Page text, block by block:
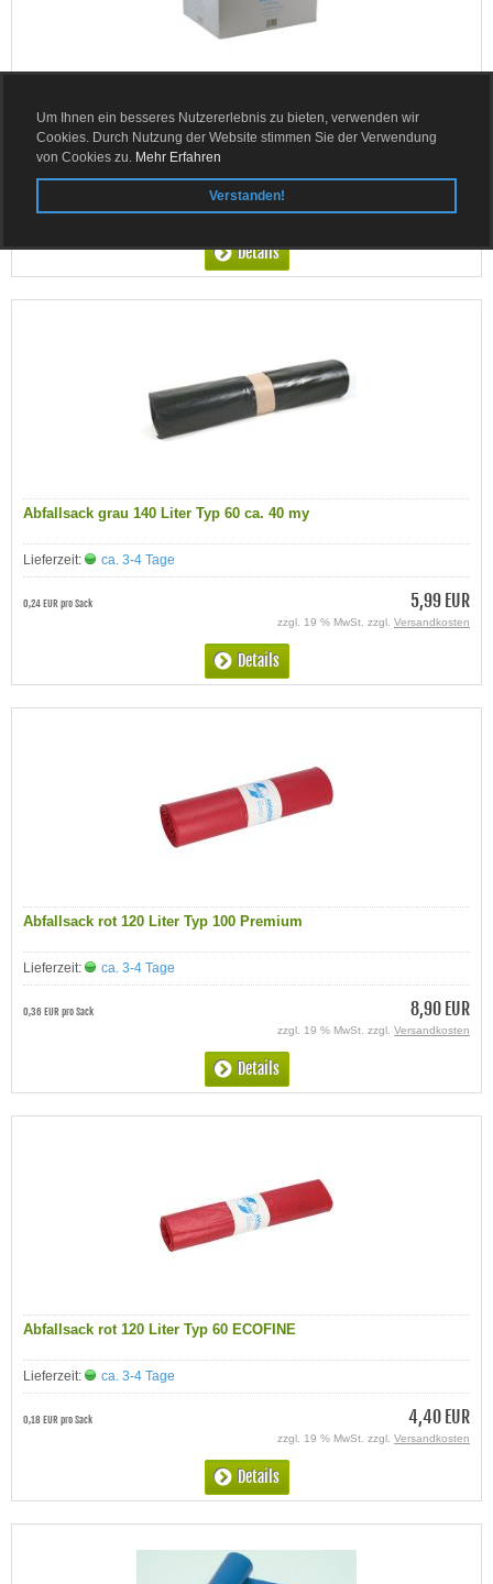
Um Ihnen ein besseres Nutzererlebnis zu bieten, verwenden wir
Cookies. Durch Nutzung der Website stimmen Sie der Verwendung
von Cookies zu. Mehr Erfahren
Verstanden!
Lieferzeit: ca. 3-4 Tage
zzgl. 19 % MwSt. zzgl.Versandkosten
Details
Abfallsack grau 140 Liter Typ 60 ca. 40 my
Lieferzeit: ca. 3-4 Tage
5,99 EUR
0,24 EUR pro Sack
zzgl. 19 % MwSt. zzgl. Versandkosten
Details
Abfallsack rot 120 Liter Typ 100 Premium
Lieferzeit: ca. 3-4 Tage
8,90 EUR
0,36 EUR pro Sack
zzgl. 19 % MwSt. zzgl. Versandkosten
Details
Abfallsack rot 120 Liter Typ 60 ECOFINE
Lieferzeit: ca. 3-4 Tage
4,40 EUR
0,18 EUR pro Sack
zzgl. 19 % MwSt. zzgl. Versandkosten
Details